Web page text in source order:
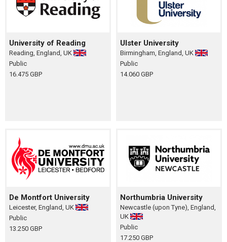
University of Reading
Reading, England, UK
Public
16.475 GBP
Ulster University
Birmingham, England, UK
Public
14.060 GBP
De Montfort University
Leicester, England, UK
Public
13.250 GBP
Northumbria University
Newcastle (upon Tyne), England,
UK
Public
17.250 GBP